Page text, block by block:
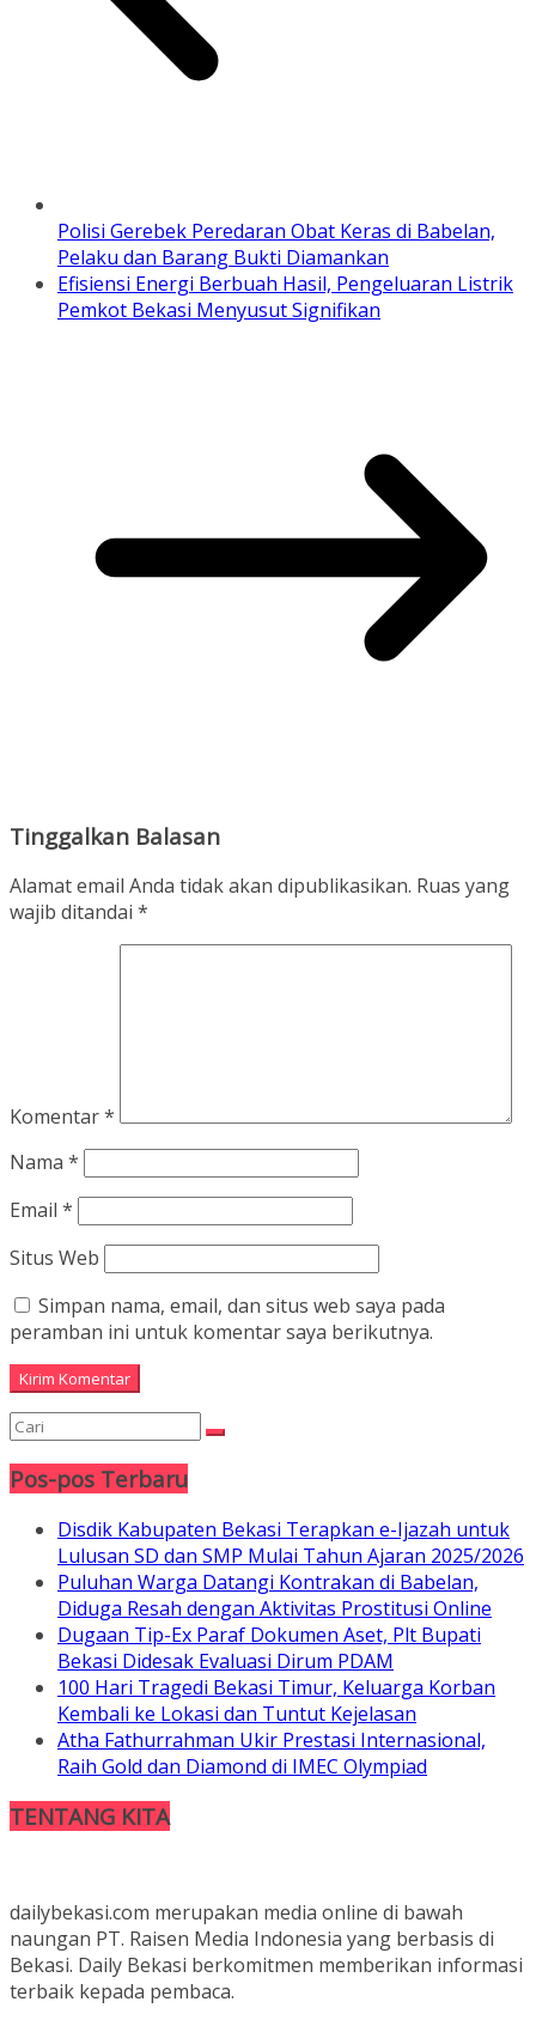
Polisi Gerebek Peredaran Obat Keras di Babelan,
Pelaku dan Barang Bukti Diamankan
Efisiensi Energi Berbuah Hasil, Pengeluaran Listrik
Pemkot Bekasi Menyusut Signifikan
Tinggalkan Balasan
Alamat email Anda tidak akan dipublikasikan. Ruas yang
wajib ditandai *
Komentar*
Nama *
Email *
Situs Web
Simpan nama, email, dan situs web saya pada
peramban ini untuk komentar saya berikutnya.
Pos-pos Terbaru
Disdik Kabupaten Bekasi Terapkan e-Ijazah untuk
Lulusan SD dan SMP Mulai Tahun Ajaran 2025/2026
Puluhan Warga Datangi Kontrakan di Babelan,
Diduga Resah dengan Aktivitas Prostitusi Online
Dugaan Tip-Ex Paraf Dokumen Aset, Plt Bupati
Bekasi Didesak Evaluasi Dirum PDAM
100 Hari Tragedi Bekasi Timur, Keluarga Korban
Kembali ke Lokasi dan Tuntut Kejelasan
Atha Fathurrahman Ukir Prestasi Internasional,
Raih Gold dan Diamond di IMEC Olympiad
TENTANG KITA
dailybekasi.com merupakan media online di bawah
naungan PT. Raisen Media Indonesia yang berbasis di
Bekasi. Daily Bekasi berkomitmen memberikan informasi
terbaik kepada pembaca.